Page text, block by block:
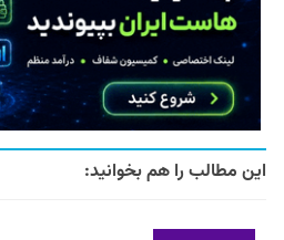
این مطالب را هم بخوانید: